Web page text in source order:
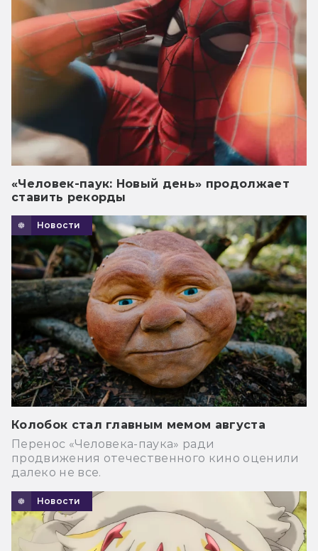
«Человек-паук: Новый день» продолжает
ставить рекорды
Новости
Колобок стал главным мемом августа
Перенос «Человека-паука» ради
продвижения отечественного кино оценили
далеко не все.
Новости